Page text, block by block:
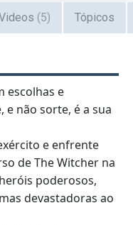
(5) Tópicos
escolhas e
e não sorte, é a sua
e enfrente
de The Witcher na
poderosos,
devastadoras ao